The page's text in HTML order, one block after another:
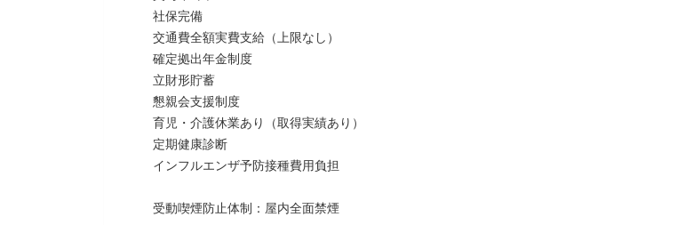
社保完備
交通費全額実費支給（上限なし）
確定拠出年金制度
立財形貯蓄
懇親会支援制度
育児・介護休業あり（取得実績あり）
定期健康診断
インフルエンザ予防接種費用負担
受動喫煙防止体制：屋内全面禁煙